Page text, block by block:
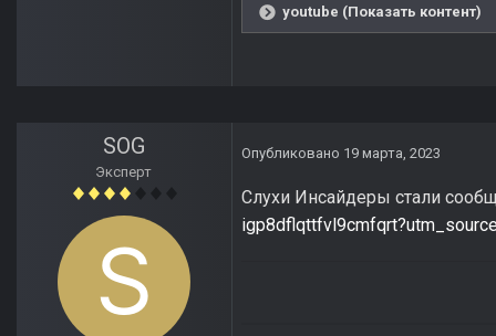
youtube (Показать контент)
SOG
Эксперт
Опубликовано 19 марта, 2023
Слухи Инсайдеры стали